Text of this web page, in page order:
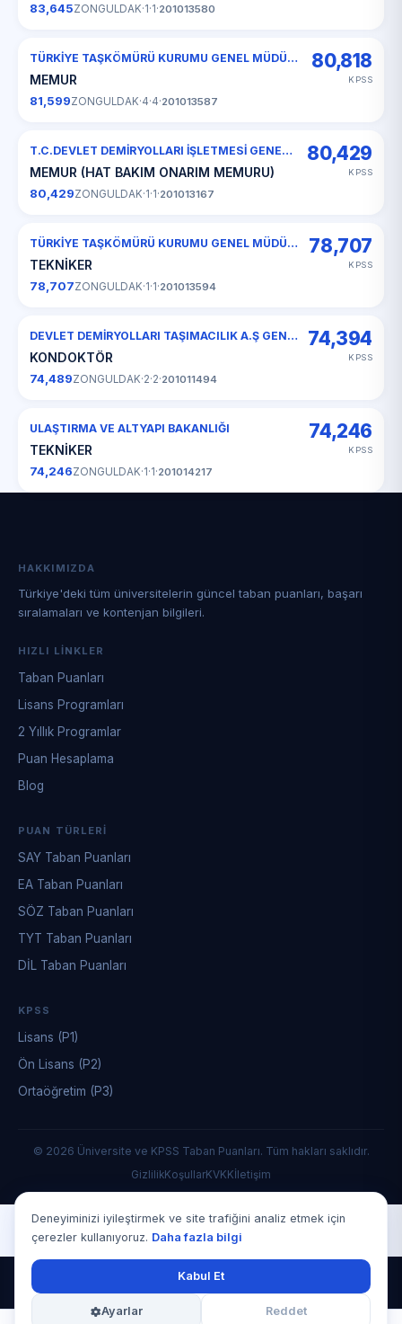
83,645ZONGULDAK·1·1·201013580
TÜRKİYE TAŞKÖMÜRÜ KURUMU GENEL MÜDÜRLÜĞÜ
MEMUR
80,818
KPSS
81,599ZONGULDAK·4·4·201013587
T.C.DEVLET DEMİRYOLLARI İŞLETMESİ GENEL MÜDÜRLÜĞÜ
MEMUR (HAT BAKIM ONARIM MEMURU)
80,429
KPSS
80,429ZONGULDAK·1·1·201013167
TÜRKİYE TAŞKÖMÜRÜ KURUMU GENEL MÜDÜRLÜĞÜ
TEKNİKER
78,707
KPSS
78,707ZONGULDAK·1·1·201013594
DEVLET DEMİRYOLLARI TAŞIMACILIK A.Ş GENEL MÜDÜRLÜĞÜ
KONDOKTÖR
74,394
KPSS
74,489ZONGULDAK·2·2·201011494
ULAŞTIRMA VE ALTYAPI BAKANLIĞI
TEKNİKER
74,246
KPSS
74,246ZONGULDAK·1·1·201014217
HAKKIMIZDA
Türkiye'deki tüm üniversitelerin güncel taban puanları, başarı
sıralamaları ve kontenjan bilgileri.
HIZLI LINKLER
Taban Puanları
Lisans Programları
2 Yıllık Programlar
Puan Hesaplama
Blog
PUAN TÜRLERI
SAY Taban Puanları
EA Taban Puanları
SÖZ Taban Puanları
TYT Taban Puanları
DİL Taban Puanları
KPSS
Lisans (P1)
Ön Lisans (P2)
Ortaöğretim (P3)
© 2026 Üniversite ve KPSS Taban Puanları. Tüm hakları saklıdır.
GizlilikKoşullarKVKKİletişim
Deneyiminizi iyileştirmek ve site trafiğini analiz etmek için
çerezler kullanıyoruz. Daha fazla bilgi
Kabul Et
Ayarlar Reddet